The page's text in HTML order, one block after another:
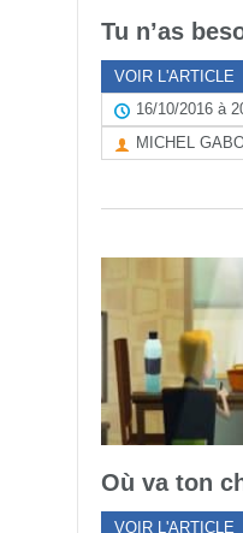
Tu n’as
VOIR L'ARTICLE
16/10/2016 à
MICHEL
Où va ton
VOIR L'ARTICLE